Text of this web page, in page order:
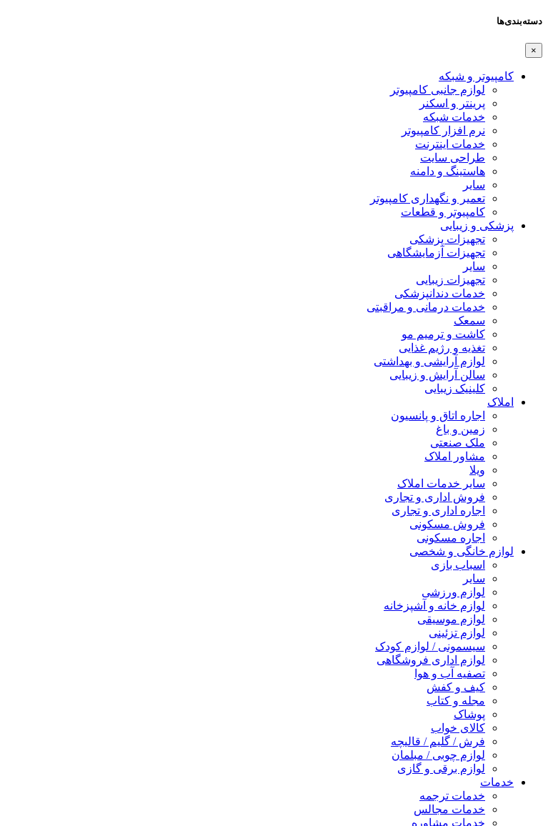
دسته‌بندی‌ها
×
کامپیوتر و شبکه
لوازم جانبی کامپیوتر
پرینتر و اسکنر
خدمات شبکه
نرم افزار کامپیوتر
خدمات اینترنت
طراحی سایت
هاستینگ و دامنه
سایر
تعمیر و نگهداری کامپیوتر
کامپیوتر و قطعات
پزشکی و زیبایی
تجهیزات پزشکی
تجهیزات آزمایشگاهی
سایر
تجهیزات زیبایی
خدمات دندانپزشکی
خدمات درمانی و مراقبتی
سمعک
کاشت و ترمیم مو
تغذیه و رژیم غذایی
لوازم آرایشی و بهداشتی
سالن آرایش و زیبایی
کلینیک زیبایی
املاک
اجاره اتاق و پانسیون
زمین و باغ
ملک صنعتی
مشاور املاک
ویلا
سایر خدمات املاک
فروش اداری و تجاری
اجاره اداری و تجاری
فروش مسکونی
اجاره مسکونی
لوازم خانگی و شخصی
اسباب بازی
سایر
لوازم ورزشی
لوازم خانه و آشپزخانه
لوازم موسیقی
لوازم تزئینی
سیسمونی / لوازم کودک
لوازم اداری فروشگاهی
تصفیه آب و هوا
کیف و کفش
مجله و کتاب
پوشاک
کالای خواب
فرش / گلیم / قالیچه
لوازم چوبی / مبلمان
لوازم برقی و گازی
خدمات
خدمات ترجمه
خدمات مجالس
خدمات مشاوره